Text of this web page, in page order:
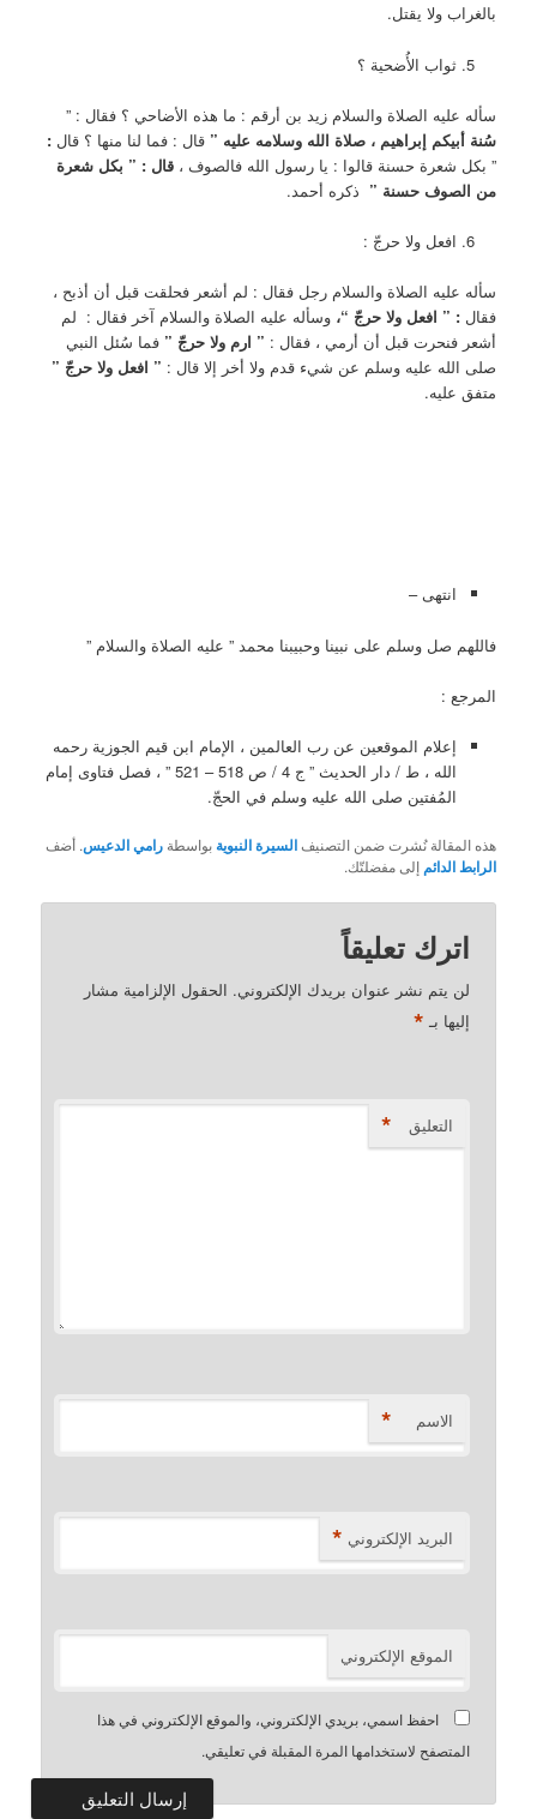
بالغراب ولا يقتل.
ثواب الأُضحية ؟
سأله عليه الصلاة والسلام زيد بن أرقم : ما هذه الأضاحي ؟ فقال : ”
سُنة أبيكم إبراهيم ، صلاة الله وسلامه عليه ”قال : فما لنا منها ؟ قال :
” بكل شعرة حسنة قالوا : يا رسول الله فالصوف ، قال : ” بكل شعرة
من الصوف حسنة ” ذكره أحمد.
افعل ولا حرجّ :
سأله عليه الصلاة والسلام رجل فقال : لم أشعر فحلقت قبل أن أذبح ،
فقال : ” افعل ولا حرجّ “،وسأله عليه الصلاة والسلام آخر فقال : لم
أشعر فنحرت قبل أن أرمي ، فقال : ” ارم ولا حرجّ ”فما سُئل النبي
صلى الله عليه وسلم عن شيء قدم ولا أخر إلا قال : ” افعل ولا حرجّ ”
متفق عليه.
انتهى –
فاللهم صل وسلم على نبينا وحبيبنا محمد ” عليه الصلاة والسلام ”
المرجع :
إعلام الموقعين عن رب العالمين ، الإمام ابن قيم الجوزية رحمه
الله ، ط / دار الحديث ” ج 4 / ص 518 – 521 ” ، فصل فتاوى إمام
المُفتين صلى الله عليه وسلم في الحجّ.
هذه المقالة نُشرت ضمن التصنيفالسيرة النبوية بواسطةرامي الدعيس. أضف
الرابط الدائم إلى مفضلتّك.
اترك تعليقاً
لن يتم نشر عنوان بريدك الإلكتروني. الحقول الإلزامية مشار
إليها بـ *
التعليق *
الاسم *
البريد الإلكتروني *
الموقع الإلكتروني
احفظ اسمي، بريدي الإلكتروني، والموقع الإلكتروني في هذا
المتصفح لاستخدامها المرة المقبلة في تعليقي.